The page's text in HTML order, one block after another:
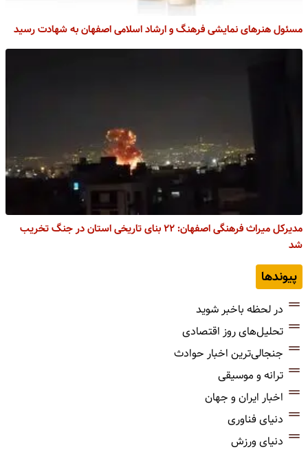
مسئول هنرهای نمایشی فرهنگ و ارشاد اسلامی اصفهان به شهادت رسید
مدیرکل میراث فرهنگی اصفهان: ۲۲ بنای تاریخی استان در جنگ تخریب
شد
پیوندها
در لحظه باخبر شوید
تحلیل‌های روز اقتصادی
جنجالی‌ترین اخبار حوادث
ترانه و موسیقی
اخبار ایران و جهان
دنیای فناوری
دنیای ورزش